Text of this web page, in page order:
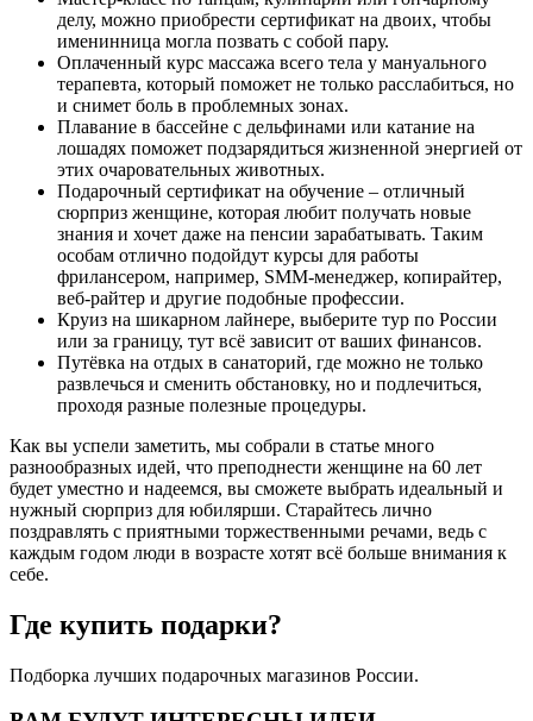
делу, можно приобрести сертификат на двоих, чтобы
именинница могла позвать с собой пару.
Оплаченный курс массажа всего тела у мануального
терапевта, который поможет не только расслабиться, но
и снимет боль в проблемных зонах.
Плавание в бассейне с дельфинами или катание на
лошадях поможет подзарядиться жизненной энергией от
этих очаровательных животных.
Подарочный сертификат на обучение – отличный
сюрприз женщине, которая любит получать новые
знания и хочет даже на пенсии зарабатывать. Таким
особам отлично подойдут курсы для работы
фрилансером, например, SMM-менеджер, копирайтер,
веб-райтер и другие подобные профессии.
Круиз на шикарном лайнере, выберите тур по России
или за границу, тут всё зависит от ваших финансов.
Путёвка на отдых в санаторий, где можно не только
развлечься и сменить обстановку, но и подлечиться,
проходя разные полезные процедуры.
Как вы успели заметить, мы собрали в статье много
разнообразных идей, что преподнести женщине на 60 лет
будет уместно и надеемся, вы сможете выбрать идеальный и
нужный сюрприз для юбилярши. Старайтесь лично
поздравлять с приятными торжественными речами, ведь с
каждым годом люди в возрасте хотят всё больше внимания к
себе.
Где купить подарки?
Подборка лучших подарочных магазинов России.